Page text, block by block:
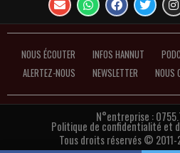
NOUS ÉCOUTER INFOS HANNUT
ALERTEZ-NOUS
NEWSLETTER NOUS
N°entreprise :
Politique de confidentialité et
Tous droits réservés © 2011-